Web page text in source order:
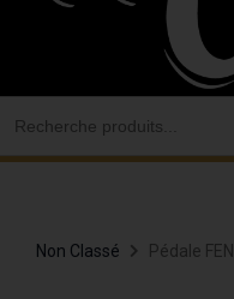
Non Classé Pédale